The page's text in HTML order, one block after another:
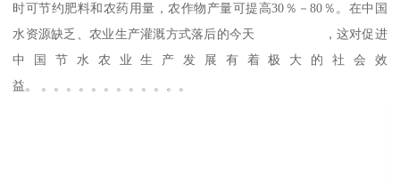
时可节约肥料和农药用量，农作物产量可提高30％－80％。在中国
水资源缺乏、农业生产灌溉方式落后的今天 ，这对促进
中国节水农业生产发展有着极大的社会效
益。 。。。。。。。。。。。。